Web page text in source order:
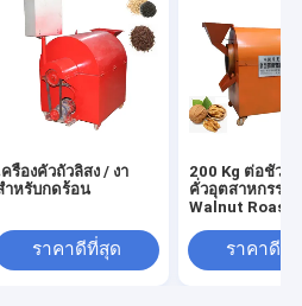
ครื่องคั่วถั่วลิสง / งา
ำหรับกดร้อน
ราคาดีที่สุด
200 Kg ต่อชั่วโม
คั่วอุตสาหกรรม
Walnut
ราคาดีที่